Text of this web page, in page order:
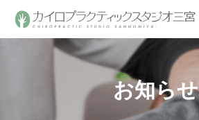
お知らせ